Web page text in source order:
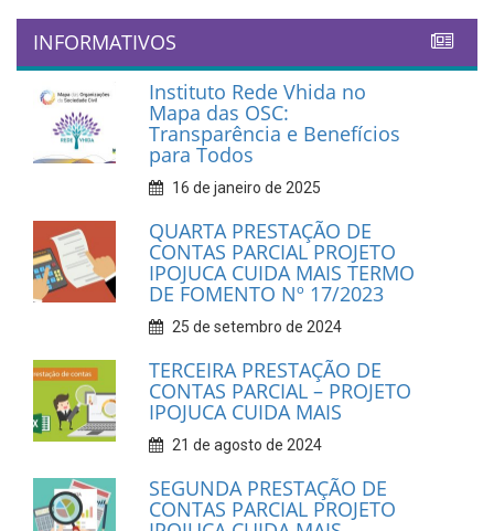
INFORMATIVOS
Instituto Rede Vhida no
Mapa das OSC:
Transparência e Benefícios
para Todos
16 de janeiro de 2025
QUARTA PRESTAÇÃO DE
CONTAS PARCIAL PROJETO
IPOJUCA CUIDA MAIS TERMO
DE FOMENTO Nº 17/2023
25 de setembro de 2024
TERCEIRA PRESTAÇÃO DE
CONTAS PARCIAL – PROJETO
IPOJUCA CUIDA MAIS
21 de agosto de 2024
SEGUNDA PRESTAÇÃO DE
CONTAS PARCIAL PROJETO